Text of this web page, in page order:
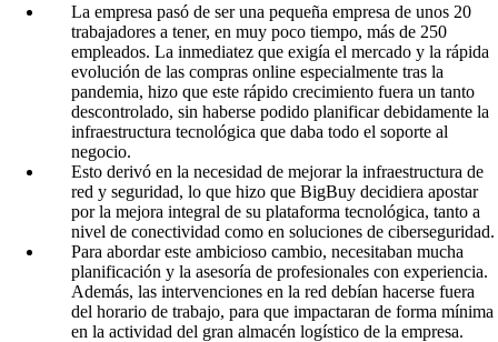
La empresa pasó de ser una pequeña empresa de unos 20
trabajadores a tener, en muy poco tiempo, más de 250
empleados. La inmediatez que exigía el mercado y la rápida
evolución de las compras online especialmente tras la
pandemia, hizo que este rápido crecimiento fuera un tanto
descontrolado, sin haberse podido planificar debidamente la
infraestructura tecnológica que daba todo el soporte al
negocio.
Esto derivó en la necesidad de mejorar la infraestructura de
red y seguridad, lo que hizo que BigBuy decidiera apostar
por la mejora integral de su plataforma tecnológica, tanto a
nivel de conectividad como en soluciones de ciberseguridad.
Para abordar este ambicioso cambio, necesitaban mucha
planificación y la asesoría de profesionales con experiencia.
Además, las intervenciones en la red debían hacerse fuera
del horario de trabajo, para que impactaran de forma mínima
en la actividad del gran almacén logístico de la empresa.